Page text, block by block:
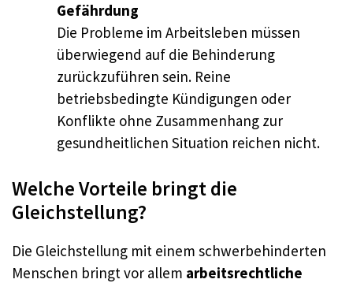
Gefährdung
Die Probleme im Arbeitsleben müssen
überwiegend auf die Behinderung
zurückzuführen sein. Reine
betriebsbedingte Kündigungen oder
Konflikte ohne Zusammenhang zur
gesundheitlichen Situation reichen nicht.
Welche Vorteile bringt die
Gleichstellung?
Die Gleichstellung mit einem schwerbehinderten
Menschen bringt vor allem arbeitsrechtliche